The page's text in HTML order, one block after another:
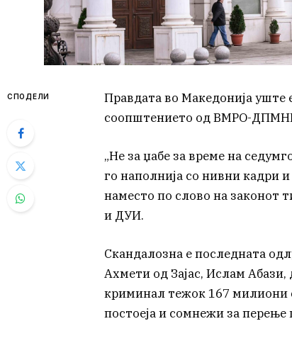
СПОДЕЛИ
Правдата во Македонија
соопштението од ВМРО-
„Не за џабе за време на
го наполнија со нивни кадри
наместо по слово на законот
и ДУИ.
Скандалозна е последната
Ахмети од Зајас, Ислам Абази,
криминал тежок 167 милиони
постоеја и сомнежи за